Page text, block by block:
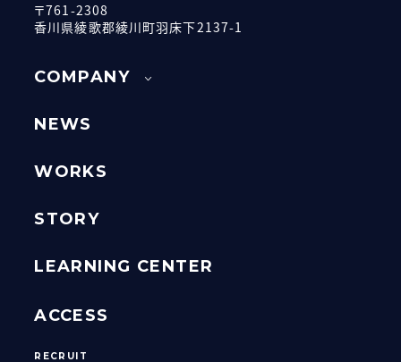
〒761-2308
香川県綾歌郡綾川町羽床下2137-1
COMPANY
NEWS
WORKS
STORY
LEARNING CENTER
ACCESS